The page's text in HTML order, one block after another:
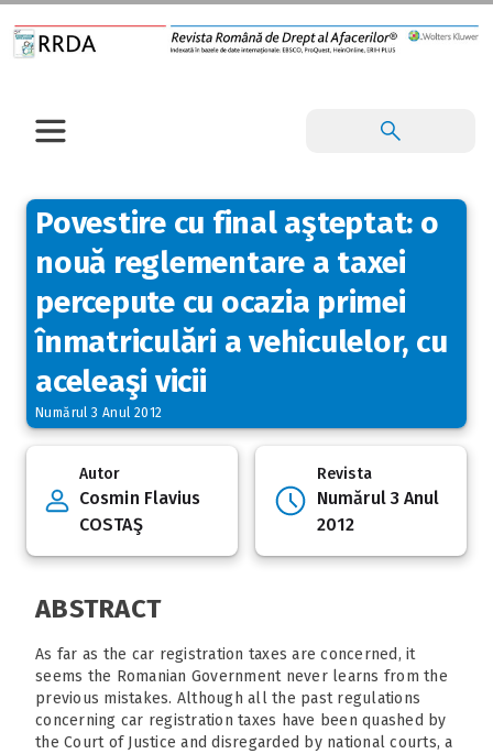
Povestire cu final aşteptat: o
nouă reglementare a taxei
percepute cu ocazia primei
înmatriculări a vehiculelor, cu
aceleaşi vicii
Numărul 3 Anul 2012
Autor
Cosmin Flavius
COSTAŞ
Revista
Numărul 3 Anul
2012
ABSTRACT
As far as the car registration taxes are concerned, it
seems the Romanian Government never learns from the
previous mistakes. Although all the past regulations
concerning car registration taxes have been quashed by
the Court of Justice and disregarded by national courts, a